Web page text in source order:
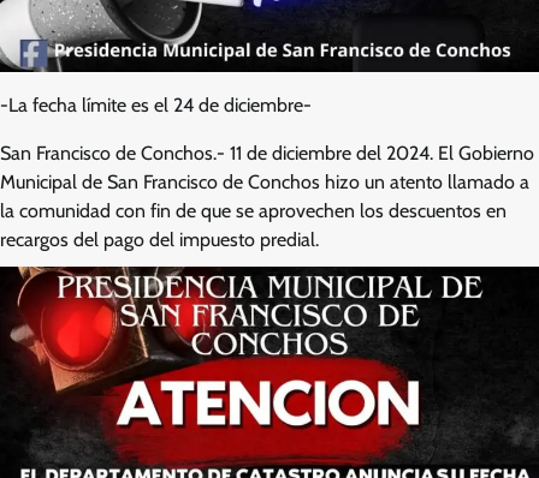
-La fecha límite es el 24 de diciembre-
San Francisco de Conchos.- 11 de diciembre del 2024. El Gobierno
Municipal de San Francisco de Conchos hizo un atento llamado a
la comunidad con fin de que se aprovechen los descuentos en
recargos del pago del impuesto predial.